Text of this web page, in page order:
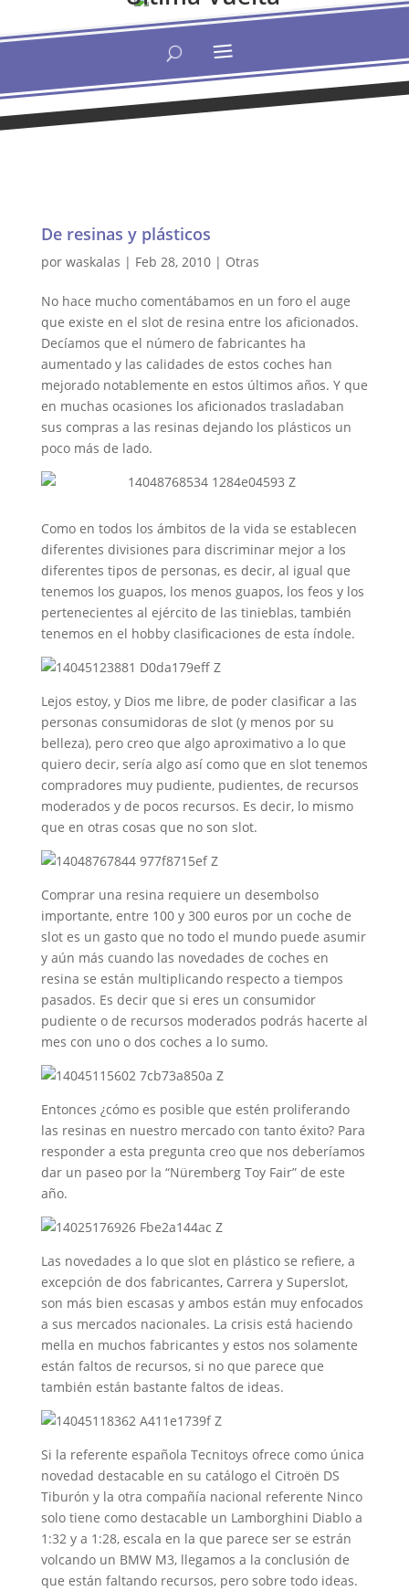
De resinas y plásticos
por waskalas | Feb 28, 2010| Otras
No hace mucho comentábamos en un foro el auge
que existe en el slot de resina entre los aficionados.
Decíamos que el número de fabricantes ha
aumentado y las calidades de estos coches han
mejorado notablemente en estos últimos años. Y que
en muchas ocasiones los aficionados trasladaban
sus compras a las resinas dejando los plásticos un
poco más de lado.
Como en todos los ámbitos de la vida se establecen
diferentes divisiones para discriminar mejor a los
diferentes tipos de personas, es decir, al igual que
tenemos los guapos, los menos guapos, los feos y los
pertenecientes al ejército de las tinieblas, también
tenemos en el hobby clasificaciones de esta índole.
Lejos estoy, y Dios me libre, de poder clasificar a las
personas consumidoras de slot (y menos por su
belleza), pero creo que algo aproximativo a lo que
quiero decir, sería algo así como que en slot tenemos
compradores muy pudiente, pudientes, de recursos
moderados y de pocos recursos. Es decir, lo mismo
que en otras cosas que no son slot.
Comprar una resina requiere un desembolso
importante, entre 100 y 300 euros por un coche de
slot es un gasto que no todo el mundo puede asumir
y aún más cuando las novedades de coches en
resina se están multiplicando respecto a tiempos
pasados. Es decir que si eres un consumidor
pudiente o de recursos moderados podrás hacerte al
mes con uno o dos coches a lo sumo.
Entonces ¿cómo es posible que estén proliferando
las resinas en nuestro mercado con tanto éxito? Para
responder a esta pregunta creo que nos deberíamos
dar un paseo por la “Nüremberg Toy Fair” de este
año.
Las novedades a lo que slot en plástico se refiere, a
excepción de dos fabricantes, Carrera y Superslot,
son más bien escasas y ambos están muy enfocados
a sus mercados nacionales. La crisis está haciendo
mella en muchos fabricantes y estos nos solamente
están faltos de recursos, si no que parece que
también están bastante faltos de ideas.
Si la referente española Tecnitoys ofrece como única
novedad destacable en su catálogo el Citroën DS
Tiburón y la otra compañía nacional referente Ninco
solo tiene como destacable un Lamborghini Diablo a
1:32 y a 1:28, escala en la que parece ser se estrán
volcando un BMW M3, llegamos a la conclusión de
que están faltando recursos, pero sobre todo ideas.